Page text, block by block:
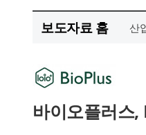
보도자료 홈 산
바이오플러스,